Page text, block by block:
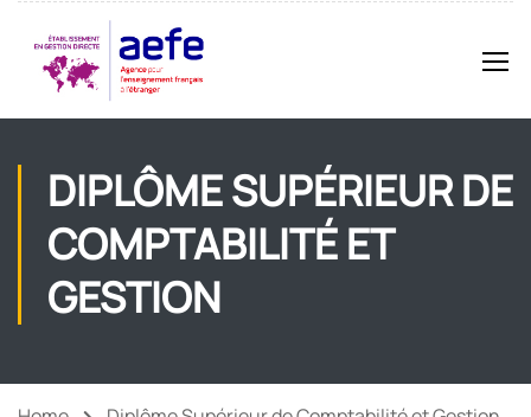
DIPLÔME SUPÉRIEUR DE
COMPTABILITÉ ET
GESTION